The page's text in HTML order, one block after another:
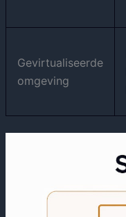
Gevirtualiseerde
omgeving